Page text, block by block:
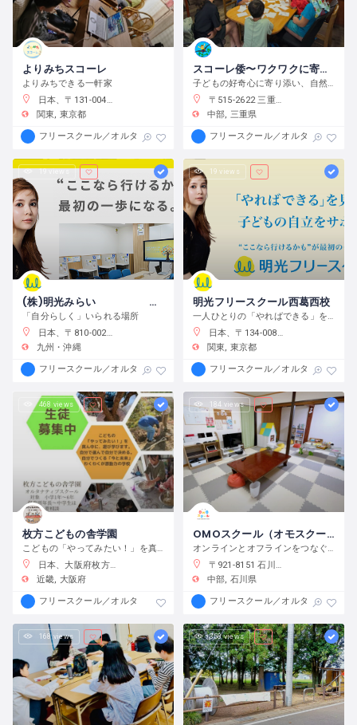
よりみちスコーレ
よりみちできる一軒家
日本、〒131-0045 東京都墨田区押上２丁目２８−３
関東
東京都
フリースクール／オルタナティブスクール
スコーレ倭〜ワクワクに寄り添う学校〜
子どもの好奇心に寄り添い、自然体験と創作活動を通してこの世界の面白さへと導きます。
〒515-2622 三重県津市白山町中ノ村１３８−４
中部 三重県
フリースクール／オルタナティブス
(株)明光みらい 明光フリースクール薬院本校
「自分らしく」いられる場所
日本、〒810-0022 福岡県福岡市中央区薬院１−１０−６ フォレスト薬院大通り
九州・沖縄
フリースクール／オルタナティブスクール
19 views
明光フリースクール西葛西校
日本、〒134-0088 東京都江戸川区西葛西６−１０−１４ 正栄ビル
関東
東京都
フリースクール／オルタナティブス
468 views
枚方こどもの舎学園
こどもの「やってみたい！」を真ん中に、遊び、学び、活動する、わくわくが原動力の学校です。
日本、大阪府枚方市渚元町２１−３１
近畿 大阪府
フリースクール／オルタナティブスクール
184 views
OMOスクール（オモスクール）
オンラインとオフラインをつなぐフリースクール
〒921-8151 石川県金沢市窪３丁目１３６−１
中部 石川県
フリースクール／オルタナティブス
168 views 358 views